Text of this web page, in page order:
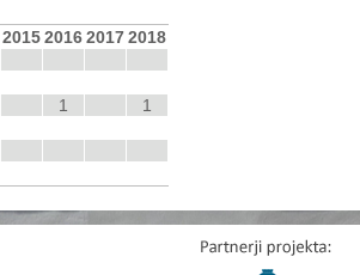
2015201620172018
1
1